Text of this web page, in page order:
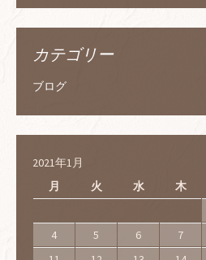
カテゴリー
ブログ
2021年1月
月
火 水 木
4
5 6 7